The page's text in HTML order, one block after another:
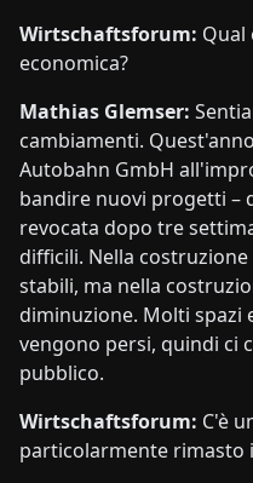
Wirtschaftsforum: Qual
economica?
Mathias Glemser:
cambiamenti.
Autobahn GmbH
bandire nuovi progetti –
revocata dopo tre
difficili. Nella
stabili, ma nella
diminuzione. Molti spazi
vengono persi, quindi ci
pubblico.
Wirtschaftsforum: C'è
particolarmente rimasto